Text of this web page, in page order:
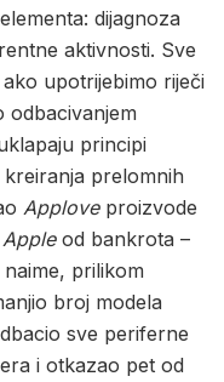
dijagnoza
aktivnosti. Sve
upotrijebimo riječi
odbacivanjem
principi
prelomnih
Apploveproizvode
Appleod bankrota –
prilikom
broj modela
sve periferne
i otkazao pet od